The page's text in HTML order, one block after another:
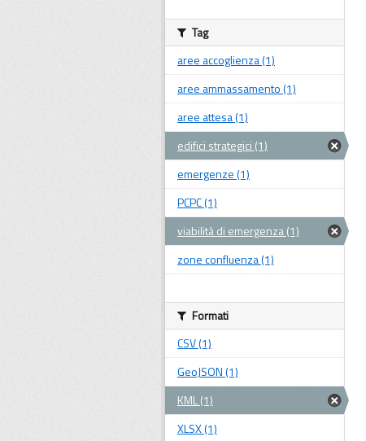
Tag
aree accoglienza (1)
aree ammassamento (1)
aree attesa (1)
edifici strategici (1)
emergenze (1)
PCPC (1)
viabilità di emergenza (1)
zone confluenza (1)
Formati
CSV (1)
GeoJSON (1)
KML (1)
XLSX (1)